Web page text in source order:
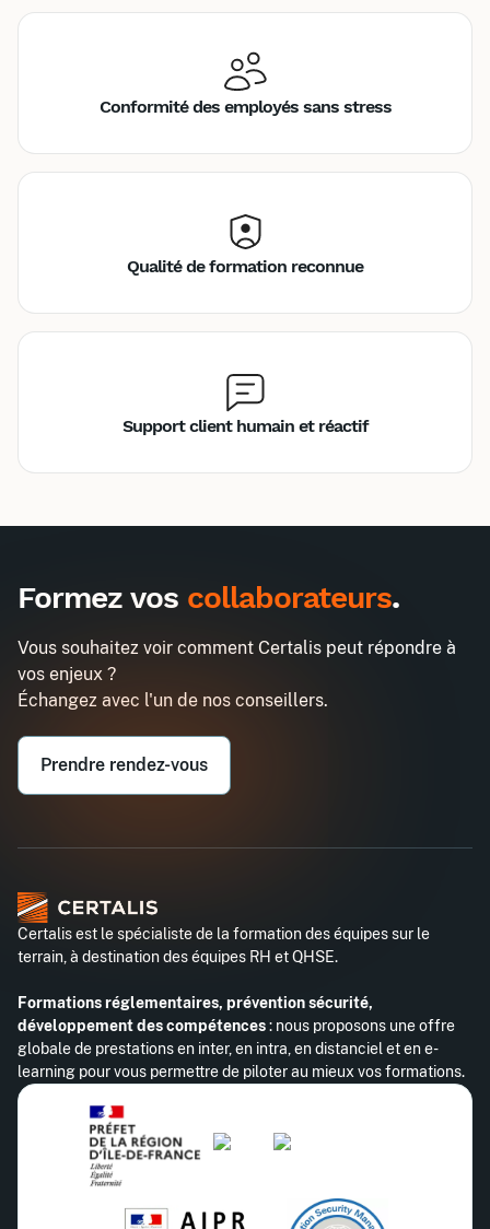
Conformité des employés sans stress
Qualité de formation reconnue
Support client humain et réactif
3h chrono pour s'initier au mode
Entreprise*
Téléphone professionnel*
Formez vos collaborateurs.
Vous souhaitez voir comment Certalis peut répondre à
vos enjeux ?
Échangez avec l'un de nos conseillers.
Prendre rendez-vous
Certalis est le spécialiste de la formation des équipes sur le
terrain, à destination des équipes RH et QHSE.
Formations réglementaires, prévention sécurité,
développement des compétences: nous proposons une offre
globale de prestations en inter, en intra, en distanciel et en e-
learning pour vous permettre de piloter au mieux vos formations.